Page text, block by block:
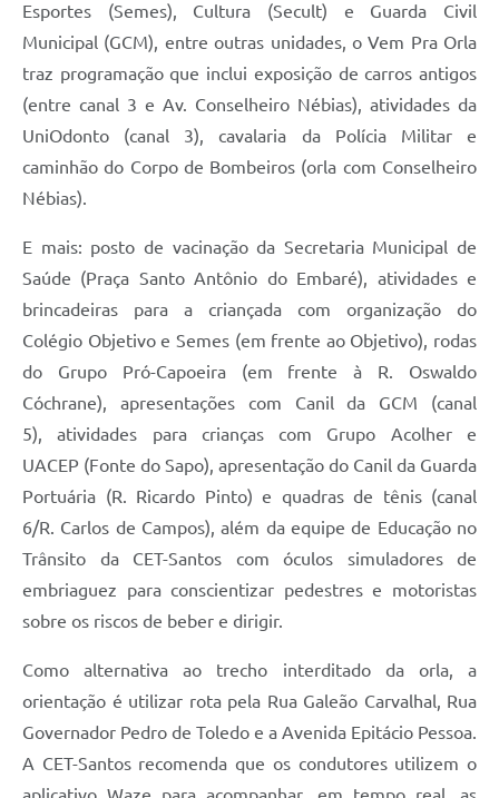
Esportes (Semes), Cultura (Secult) e Guarda Civil
Municipal (GCM), entre outras unidades, o Vem Pra Orla
traz programação que inclui exposição de carros antigos
(entre canal 3 e Av. Conselheiro Nébias), atividades da
UniOdonto (canal 3), cavalaria da Polícia Militar e
caminhão do Corpo de Bombeiros (orla com Conselheiro
Nébias).
E mais: posto de vacinação da Secretaria Municipal de
Saúde (Praça Santo Antônio do Embaré), atividades e
brincadeiras para a criançada com organização do
Colégio Objetivo e Semes (em frente ao Objetivo), rodas
do Grupo Pró-Capoeira (em frente à R. Oswaldo
Cóchrane), apresentações com Canil da GCM (canal
5), atividades para crianças com Grupo Acolher e
UACEP (Fonte do Sapo), apresentação do Canil da Guarda
Portuária (R. Ricardo Pinto) e quadras de tênis (canal
6/R. Carlos de Campos), além da equipe de Educação no
Trânsito da CET-Santos com óculos simuladores de
embriaguez para conscientizar pedestres e motoristas
sobre os riscos de beber e dirigir.
Como alternativa ao trecho interditado da orla, a
orientação é utilizar rota pela Rua Galeão Carvalhal, Rua
Governador Pedro de Toledo e a Avenida Epitácio Pessoa.
A CET-Santos recomenda que os condutores utilizem o